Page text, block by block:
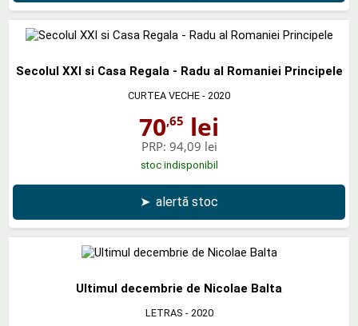
Secolul XXI si Casa Regala - Radu al Romaniei Principele
CURTEA VECHE - 2020
70,65 lei
PRP: 94,09 lei
stoc indisponibil
➤ alertă stoc
Ultimul decembrie de Nicolae Balta
LETRAS - 2020